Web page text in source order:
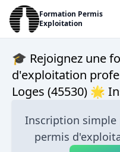
Formation Permis
Exploitation
🎓 Rejoignez une
d'exploitation
Loges (45530) 🌟
Inscription
permis